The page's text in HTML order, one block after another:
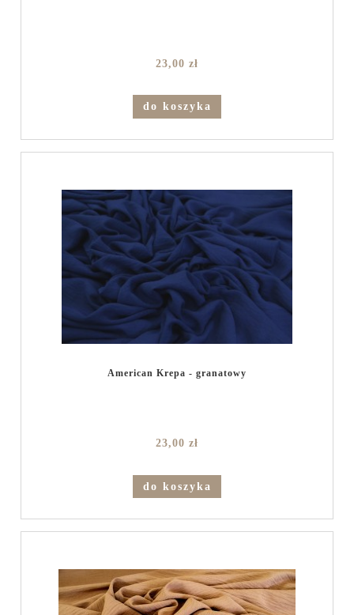
23,00 zł
do koszyka
American Krepa - granatowy
23,00 zł
do koszyka